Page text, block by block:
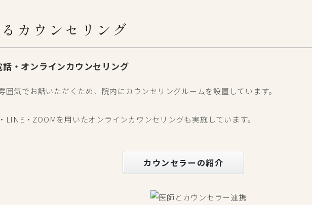
カウンセリング
・オンラインカウンセリング
囲気でお話いただくため、院内にカウンセリングルームを設置しています。
LINE・ZOOMを用いたオンラインカウンセリングも実施しています。
カウンセラーの紹介